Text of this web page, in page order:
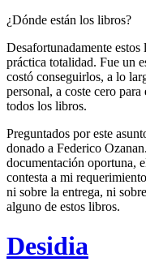
¿Dónde están los libros?
Desafortunadamente estos
práctica totalidad. Fue un
costó conseguirlos, a lo
personal, a coste cero
todos los libros.
Preguntados por este
donado a Federico
documentación oportuna,
contesta a mi
ni sobre la entrega, ni
alguno de estos libros.
Desidia